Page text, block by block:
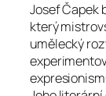
Josef Čapek
který
umělecký